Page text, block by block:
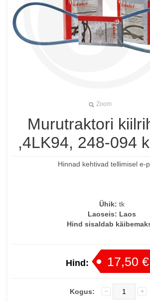
Zoom
Murutraktori
,4LK94, 248-094
Hinnad kehtivad tellimisel e-
Ühik: tk
Laoseis: Laos
Hind sisaldab
Hind: 17,50 €
Kogus: